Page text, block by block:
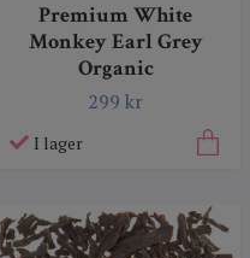
Premium White
Monkey Earl Grey
Organic
299 kr
I lager